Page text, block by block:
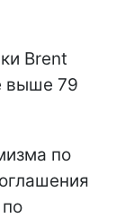
Brent
выше 79
по